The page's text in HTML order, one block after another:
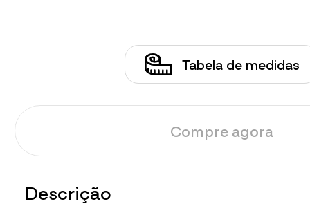
Tabela de medidas
Compre agora
Descrição